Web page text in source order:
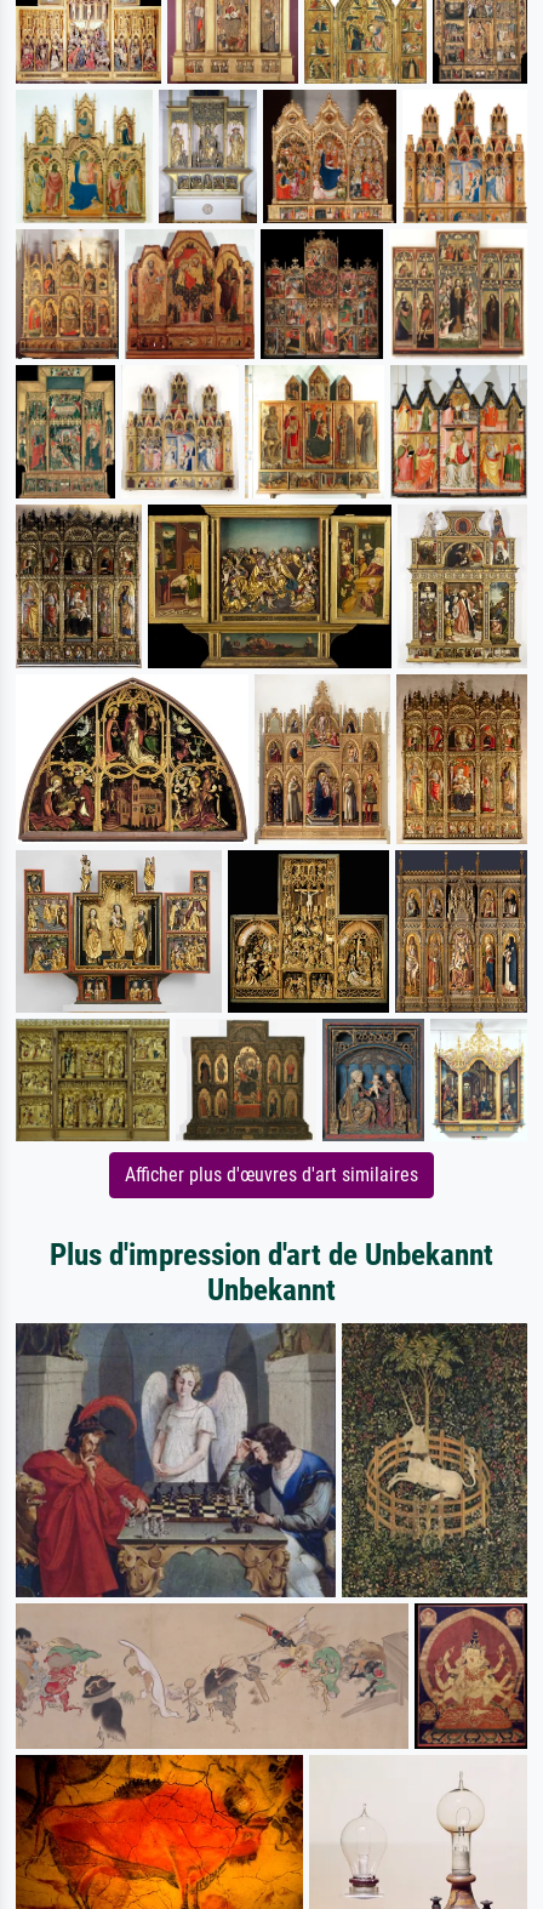
Afficher plus d'œuvres d'art similaires
Plus d'impression d'art de Unbekannt
Unbekannt